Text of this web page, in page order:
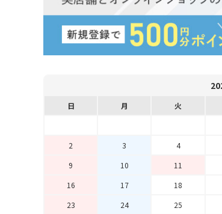
日 月 火
2
3 4
9
10 11
16
17 18
23
24 25